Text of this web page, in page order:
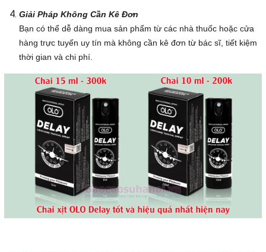
Giải Pháp Không Cần Kê Đơn
Bạn có thể dễ dàng mua sản phẩm từ các nhà thuốc hoặc cửa
hàng trực tuyến uy tín mà không cần kê đơn từ bác sĩ, tiết kiệm
thời gian và chi phí.